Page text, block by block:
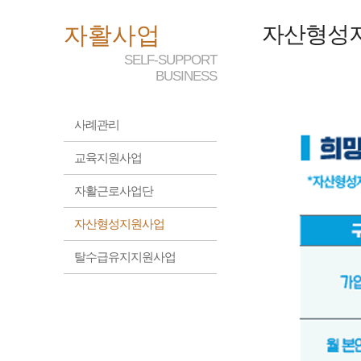
자활사업
SELF-SUPPORT
BUSINESS
사례관리
교육지원사업
자활근로사업단
자산형성지원사업
탈수급유지지원사업
자산형성